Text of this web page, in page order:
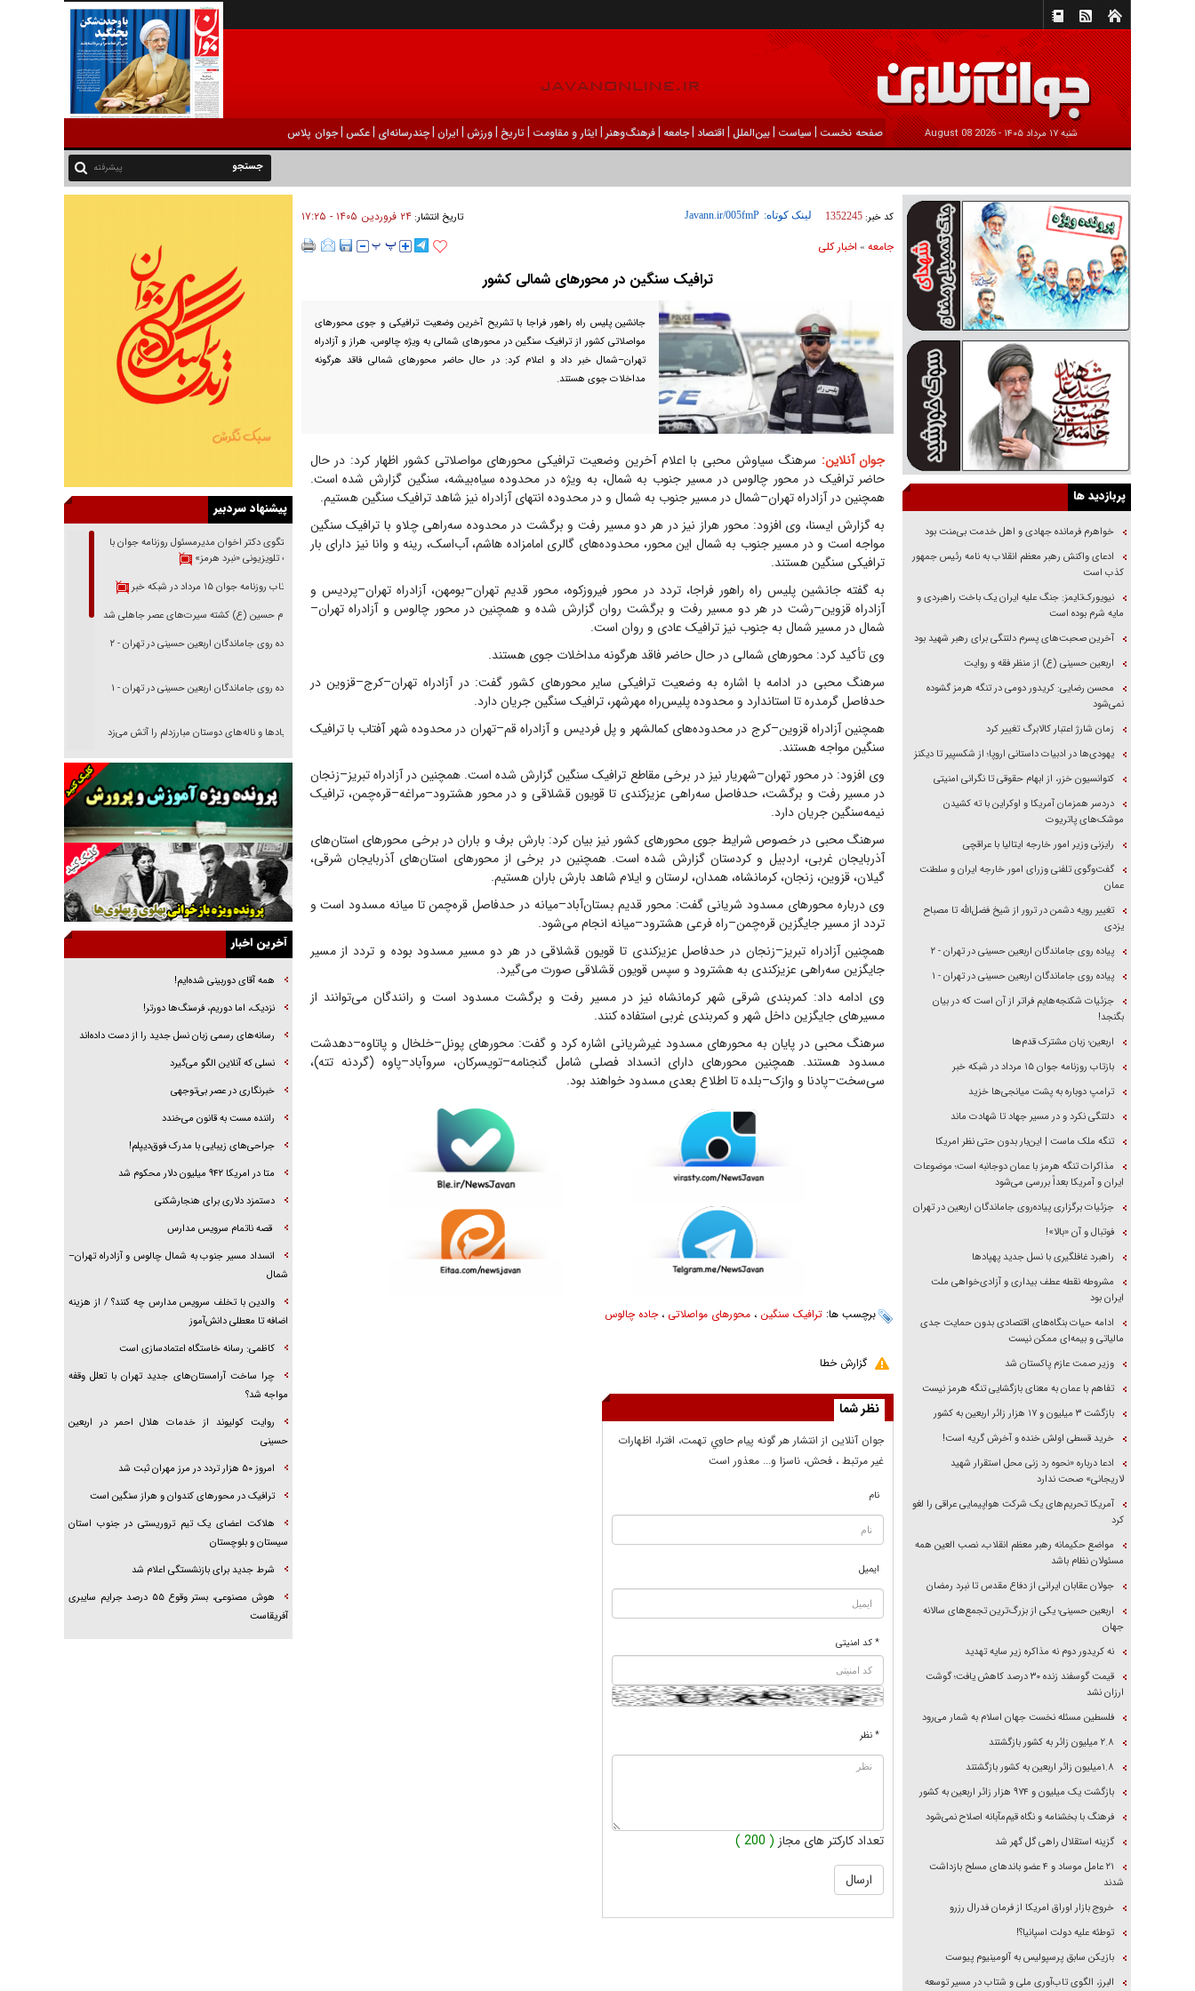
شنبه ۱۷ مرداد ۱۴۰۵ - 2026 August 08 صفحه نخست | سیاست |بين‌الملل | اقتصاد |جامعه |فرهنگ‌و‌هنر | ایثار و مقاومت |تاریخ |ورزش | ايران |چندرسانه‌ای |عکس |جوان پلاس
پیشرفته
کد خبر: 1352245 لینک کوتاه: تاریخ انتشار:۲۴ فروردين ۱۴۰۵ - ۱۷:۲۵
جامعه» اخبار كلی
ترافیک سنگین در محور‌های شمالی کشور
جانشین پلیس راه راهور فراجا با تشریح آخرین وضعیت ترافیکی و جوی محور‌های
مواصلاتی کشور از ترافیک سنگین در محور‌های شمالی به ویژه چالوس، هراز و آزادراه
تهران–شمال خبر داد و اعلام کرد: در حال حاضر محور‌های شمالی فاقد هرگونه
مداخلات جوی هستند.
جوان آنلاین: سرهنگ سیاوش محبی با اعلام آخرین وضعیت ترافیکی محور‌های مواصلاتی کشور اظهار کرد: در حال
حاضر ترافیک در محور چالوس در مسیر جنوب به شمال، به ویژه در محدوده سیاه‌بیشه، سنگین گزارش شده است.
همچنین در آزادراه تهران–شمال در مسیر جنوب به شمال و در محدوده انتهای آزادراه نیز شاهد ترافیک سنگین هستیم.
به گزارش ایسنا، وی افزود: محور هراز نیز در هر دو مسیر رفت و برگشت در محدوده سه‌راهی چلاو با ترافیک سنگین
مواجه است و در مسیر جنوب به شمال این محور، محدوده‌های گالری امامزاده هاشم، آب‌اسک، رینه و وانا نیز دارای بار
ترافیکی سنگین هستند.
به گفته جانشین پلیس راه راهور فراجا، تردد در محور فیروزکوه، محور قدیم تهران–بومهن، آزادراه تهران–پردیس و
آزادراه قزوین–رشت در هر دو مسیر رفت و برگشت روان گزارش شده و همچنین در محور چالوس و آزادراه تهران–
شمال در مسیر شمال به جنوب نیز ترافیک عادی و روان است.
وی تأکید کرد: محور‌های شمالی در حال حاضر فاقد هرگونه مداخلات جوی هستند.
سرهنگ محبی در ادامه با اشاره به وضعیت ترافیکی سایر محور‌های کشور گفت: در آزادراه تهران–کرج–قزوین در
حدفاصل گرمدره تا استاندارد و محدوده پلیس‌راه مهرشهر، ترافیک سنگین جریان دارد.
همچنین آزادراه قزوین–کرج در محدوده‌های کمالشهر و پل فردیس و آزادراه قم–تهران در محدوده شهر آفتاب با ترافیک
سنگین مواجه هستند.
وی افزود: در محور تهران–شهریار نیز در برخی مقاطع ترافیک سنگین گزارش شده است. همچنین در آزادراه تبریز–زنجان
در مسیر رفت و برگشت، حدفاصل سه‌راهی عزیزکندی تا قویون قشلاقی و در محور هشترود–مراغه–قره‌چمن، ترافیک
نیمه‌سنگین جریان دارد.
سرهنگ محبی در خصوص شرایط جوی محور‌های کشور نیز بیان کرد: بارش برف و باران در برخی محور‌های استان‌های
آذربایجان غربی، اردبیل و کردستان گزارش شده است. همچنین در برخی از محور‌های استان‌های آذربایجان شرقی،
گیلان، قزوین، زنجان، کرمانشاه، همدان، لرستان و ایلام شاهد بارش باران هستیم.
وی درباره محور‌های مسدود شریانی گفت: محور قدیم بستان‌آباد–میانه در حدفاصل قره‌چمن تا میانه مسدود است و
تردد از مسیر جایگزین قره‌چمن–راه فرعی هشترود–میانه انجام می‌شود.
همچنین آزادراه تبریز–زنجان در حدفاصل عزیزکندی تا قویون قشلاقی در هر دو مسیر مسدود بوده و تردد از مسیر
جایگزین سه‌راهی عزیزکندی به هشترود و سپس قویون قشلاقی صورت می‌گیرد.
وی ادامه داد: کمربندی شرقی شهر کرمانشاه نیز در مسیر رفت و برگشت مسدود است و رانندگان می‌توانند از
مسیر‌های جایگزین داخل شهر و کمربندی غربی استفاده کنند.
سرهنگ محبی در پایان به محور‌های مسدود غیرشریانی اشاره کرد و گفت: محور‌های پونل–خلخال و پاتاوه–دهدشت
مسدود هستند. همچنین محور‌های دارای انسداد فصلی شامل گنجنامه–تویسرکان، سروآباد–پاوه (گردنه تته)،
سی‌سخت–پادنا و وازک–بلده تا اطلاع بعدی مسدود خواهند بود.
برچسب ها: ترافیک سنگین ، محورهای مواصلاتی ،جاده چالوس
گزارش خطا
نظر شما
جوان آنلاين از انتشار هر گونه پيام حاوي تهمت، افترا، اظهارات
غير مرتبط ، فحش، ناسزا و... معذور است
نام
ایمیل
* کد امنیتی
* نظر
تعداد کارکتر های مجاز ( 200 )
پربازدید ها
خواهرم فرمانده جهادی و اهل خدمت بی‌منت بود
ادعای واکنش رهبر معظم انقلاب به نامه رئیس جمهور
کذب است
نیویورک‌تایمز: جنگ علیه ایران یک باخت راهبردی و
مایه شرم بوده است
آخرین صحبت‌های پسرم دلتنگی برای رهبر شهید بود
اربعین حسینی (ع) از منظر فقه و روایت
محسن رضایی: کریدور دومی در تنگه هرمز گشوده
نمی‌شود
زمان شارژ اعتبار کالابرگ تغییر کرد
یهودی‌ها در ادبیات داستانی اروپا؛ از شکسپیر تا دیکنز
کنوانسیون خزر، از ابهام حقوقی تا نگرانی امنیتی
دردسر همزمان آمریکا و اوکراین با ته کشیدن
موشک‌های پاتریوت
رایزنی وزیر امور خارجه ایتالیا با عراقچی
گفت‌وگوی تلفنی وزرای امور خارجه ایران و سلطنت
عمان
تغییر رویه دشمن در ترور از شیخ فضل‌الله تا مصباح
یزدی
پیاده روی جاماندگان اربعین حسینی در تهران - ۲
پیاده روی جاماندگان اربعین حسینی در تهران - ۱
جزئیات شکنجه‌هایم فراتر از آن است که در بیان
بگنجد!
اربعین؛ زبان مشترک قدم‌ها
بازتاب روزنامه جوان ۱۵ مرداد در شبکه خبر
ترامپ دوباره به پشت میانجی‌ها خزید
دلتنگی نکرد و در مسیر جهاد تا شهادت ماند
تنگه ملک ماست | این‌بار بدون حتی نظر امریکا
مذاکرات تنگه هرمز با عمان دوجانبه است؛ موضوعات
ایران و آمریکا بعداً بررسی می‌شود
جزئیات برگزاری پیاده‌روی جاماندگان اربعین در تهران
فوتبال و آن «بالا»!
راهبرد غافلگیری با نسل جدید پهپاد‌ها
مشروطه نقطه عطف بیداری و آزادی‌خواهی ملت
ایران بود
ادامه حیات بنگاه‌های اقتصادی بدون حمایت جدی
مالیاتی و بیمه‌ای ممکن نیست
وزیر صمت عازم پاکستان شد
تفاهم با عمان به معنای بازگشایی تنگه هرمز نیست
بازگشت ۳ میلیون و ۱۷ هزار زائر اربعین به کشور
خرید قسطی اولش خنده و آخرش گریه است!
ادعا درباره «نحوه رد زنی محل استقرار شهید
لاریجانی» صحت ندارد
آمریکا تحریم‌های یک شرکت هواپیمایی عراقی را لغو
کرد
مواضع حکیمانه رهبر معظم انقلاب، نصب العین همه
مسئولان نظام باشد
جولان عقابان ایرانی از دفاع مقدس تا نبرد رمضان
اربعین حسینی؛ یکی از بزرگ‌ترین تجمع‌های سالانه
جهان
نه کریدور دوم نه مذاکره زیر سایه تهدید
قیمت گوسفند زنده ۳۰ درصد کاهش یافت؛ گوشت
ارزان نشد
فلسطین مسئله نخست جهان اسلام به شمار می‌رود
۲.۸ میلیون زائر به کشور بازگشتند
۱.۸میلیون زائر اربعین به کشور بازگشتند
بازگشت یک میلیون و ۹۷۴ هزار زائر اربعین به کشور
فرهنگ با بخشنامه و نگاه قیم‌مآبانه اصلاح نمی‌شود
گزینه استقلال راهی گل گهر شد
۲۱ عامل موساد و ۴ عضو باند‌های مسلح بازداشت
شدند
خروج بازار اوراق امریکا از فرمان فدرال رزرو
توطئه علیه دولت اسپانیا؟!
بازیکن سابق پرسپولیس به آلومینیوم پیوست
البرز، الگوی تاب‌آوری ملی و شتاب در مسیر توسعه
پیشنهاد سردبیر
گفتگوی دکتر اخوان مدیرمسئول روزنامه جوان با
برنامه تلویزیونی «نبرد هرمز»
بازتاب روزنامه جوان ۱۵ مرداد در شبکه خبر
امام حسین (ع) کشته سیرت‌های عصر جاهلی شد
پیاده روی جاماندگان اربعین حسینی در تهران - ۲
پیاده روی جاماندگان اربعین حسینی در تهران - ۱
فریاد‌ها و ناله‌های دوستان مبارزدلم را آتش می‌زد
تغییر رویه دشمن در ترور از شیخ فضل‌الله تا مصباح
خرید قسطی اولش خنده و آخرش گریه است!
فوتبال و آن «بالا»!
راهبرد غافلگیری با نسل جدید پهپاد‌ها
جنجال پزشکان تقلبی در صنعت زیبایی
یهودی‌ها در ادبیات داستانی اروپا؛ از شکسپیر تا
دیکنز
خواهرم فرمانده جهادی و اهل خدمت بی‌منت بود
جزئیات شکنجه‌هایم فراتر از آن است که در بیان
برابر یورش به پاسگاه‌های پلیس
آخرین اخبار
همه آقای دوربینی شده‌ایم!
نزدیک، اما دوریم، فرسنگ‌ها دورتر!
رسانه‌های رسمی زبان نسل جدید را از دست داده‌اند
نسلی که آنلاین الگو می‌گیرد
‌خبرنگاری در عصر بی‌توجهی
راننده مست به قانون می‌خندد
جراحی‌های زیبایی با مدرک فوق‌دیپلم!
متا در امریکا ۹۴۲ میلیون دلار محکوم شد
دستمزد دلاری برای هنجارشکنی
قصه ناتمام سرویس مدارس
انسداد مسیر جنوب به شمال چالوس و آزادراه تهران–
شمال
والدین با تخلف سرویس مدارس چه کنند؟ / از هزینه
اضافه تا معطلی دانش‌آموز
کاظمی: رسانه خاستگاه اعتمادسازی است
چرا ساخت آرامستان‌های جدید تهران با تعلل وقفه
مواجه شد؟
روایت کولیوند از خدمات هلال احمر در اربعین
حسینی
امروز ۵۰ هزار تردد در مرز مهران ثبت شد
ترافیک در محور‌های کندوان و هراز سنگین است
هلاکت اعضای یک تیم تروریستی در جنوب استان
سیستان و بلوچستان
شرط جدید برای بازنشستگی اعلام شد
هوش مصنوعی، بستر وقوع ۵۵ درصد جرایم سایبری
آفریقاست